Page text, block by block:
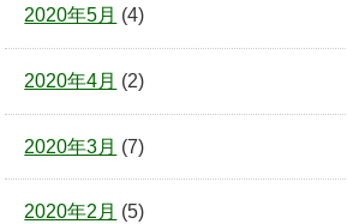
2020年5月 (4)
2020年4月 (2)
2020年3月 (7)
2020年2月 (5)